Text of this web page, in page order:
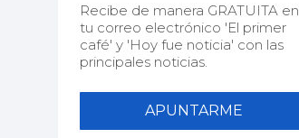
Recibe de manera GRATUITA en
tu correo electrónico 'El primer
café' y 'Hoy fue noticia' con las
principales noticias.
APUNTARME